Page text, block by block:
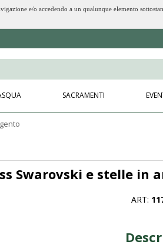
e/o accedendo a un qualunque elemento
SACRAMENTI
Swarovski e stelle in
ART: